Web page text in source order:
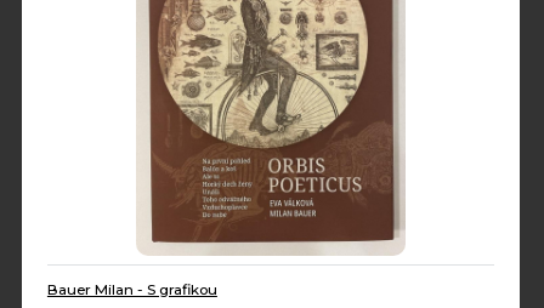
Bauer Milan - S grafikou